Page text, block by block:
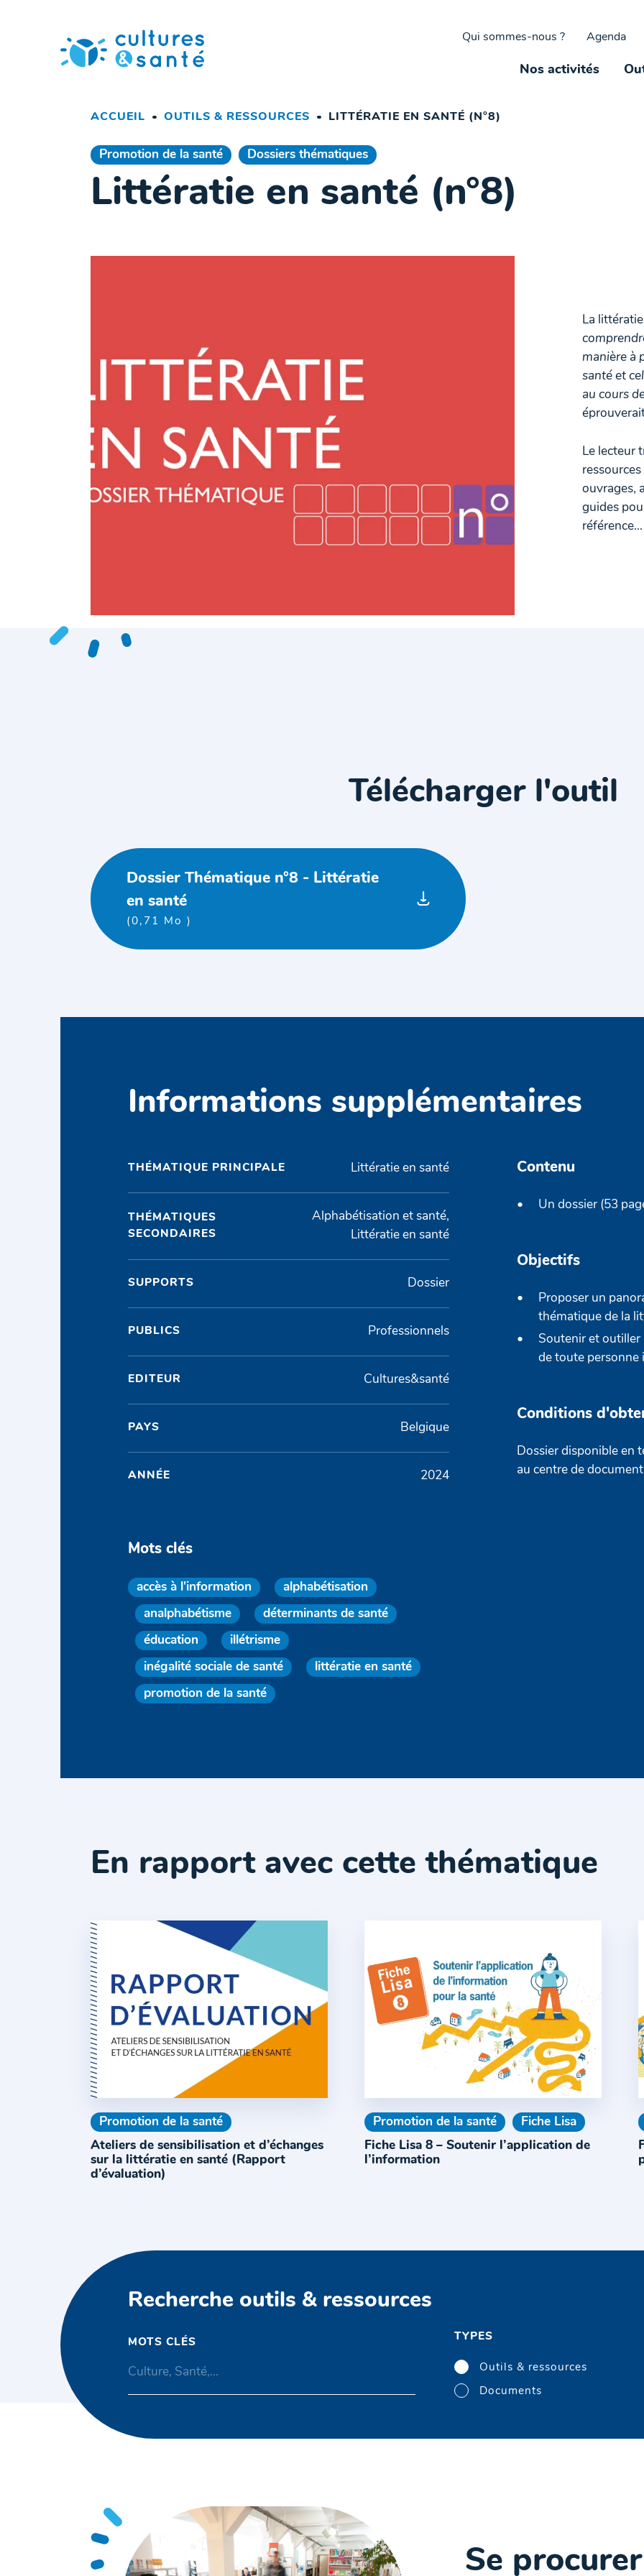
Qui sommes-nous ? Agenda
Nos activités
ACCUEIL OUTILS & RESSOURCES LITTÉRATIE EN SANTÉ (N°8)
Promotion de la santé Dossiers thématiques
Littératie en santé (n°8)
La
manière à
santé et
au cours
Le lecteur
ouvrages,
guides
référence…
Télécharger l'outil
Dossier Thématique n°8 - Littératie
en santé
(0,71 Mo )
Informations supplémentaires
THÉMATIQUE PRINCIPALE Littératie en santé
THÉMATIQUES
SECONDAIRES
Alphabétisation et santé,
Littératie en santé
SUPPORTS Dossier
PUBLICS Professionnels
EDITEUR Cultures&santé
PAYS Belgique
ANNÉE 2024
Mots clés
accès à l'information alphabétisation
analphabétisme déterminants de santé
éducation illétrisme
inégalité sociale de santé littératie en santé
promotion de la santé
Contenu
Un dossier (53
Objectifs
Proposer un
thématique de la
Soutenir et outiller
de toute personne
Conditions
Dossier disponible en
au centre de
En rapport avec cette thématique
Promotion de la santé
Ateliers de sensibilisation et d’échanges
sur la littératie en santé (Rapport
d’évaluation)
Promotion de la santé
Fiche Lisa
Fiche Lisa 8 – Soutenir l’application de
l’information
Recherche outils & ressources
MOTS CLÉS TYPES
Outils & ressources
Documents
Se